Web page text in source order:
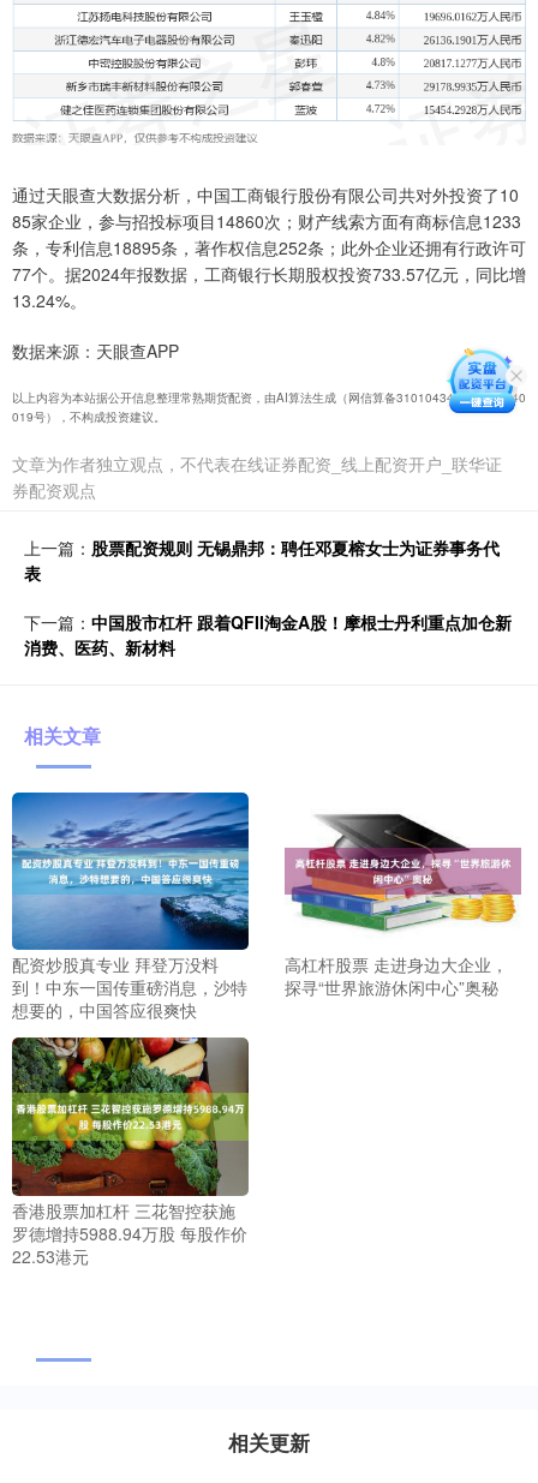
通过天眼查大数据分析，中国工商银行股份有限公司共对外投资了10
85家企业，参与招投标项目14860次；财产线索方面有商标信息1233
条，专利信息18895条，著作权信息252条；此外企业还拥有行政许可
77个。据2024年报数据，工商银行长期股权投资733.57亿元，同比增
13.24%。
数据来源：天眼查APP
以上内容为本站据公开信息整理常熟期货配资，由AI算法生成（网信算备310104345710301240
019号），不构成投资建议。
文章为作者独立观点，不代表在线证券配资_线上配资开户_联华证
券配资观点
上一篇： 股票配资规则 无锡鼎邦：聘任邓夏榕女士为证券事务代
表
下一篇： 中国股市杠杆 跟着QFII淘金A股！摩根士丹利重点加仓新
消费、医药、新材料
相关文章
配资炒股真专业 拜登万没料
到！中东一国传重磅消息，沙特
想要的，中国答应很爽快
高杠杆股票 走进身边大企业，
探寻“世界旅游休闲中心”奥秘
香港股票加杠杆 三花智控获施
罗德增持5988.94万股 每股作价
22.53港元
相关更新